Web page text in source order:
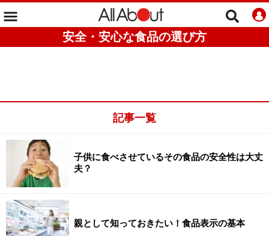
安全・安心な食品の選び方
記事一覧
子供に食べさせているその食品の安全性は大丈
夫？
親として知っておきたい！食品表示の基本